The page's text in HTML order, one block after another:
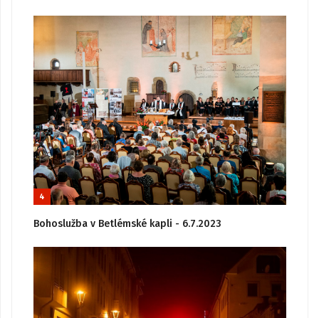
4
Bohoslužba v Betlémské kapli - 6.7.2023